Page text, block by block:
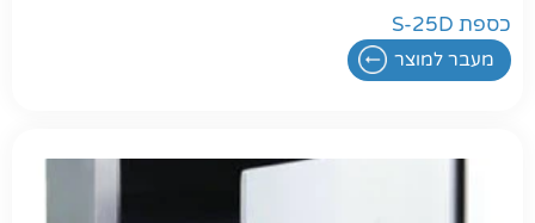
כספת S-25D
מעבר למוצר